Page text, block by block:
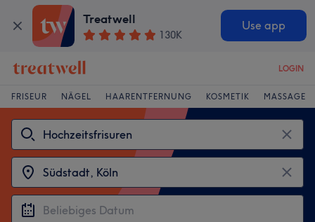
Treatwell
130K
Use app
LOGIN
FRISEUR NÄGEL HAARENTFERNUNG KOSMETIK MASSAGE